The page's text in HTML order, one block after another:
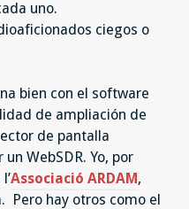
uno.
ciegos o
bien con el software
de ampliación de
de pantalla
WebSDR. Yo, por
Associació ARDAM,
Pero hay otros como el